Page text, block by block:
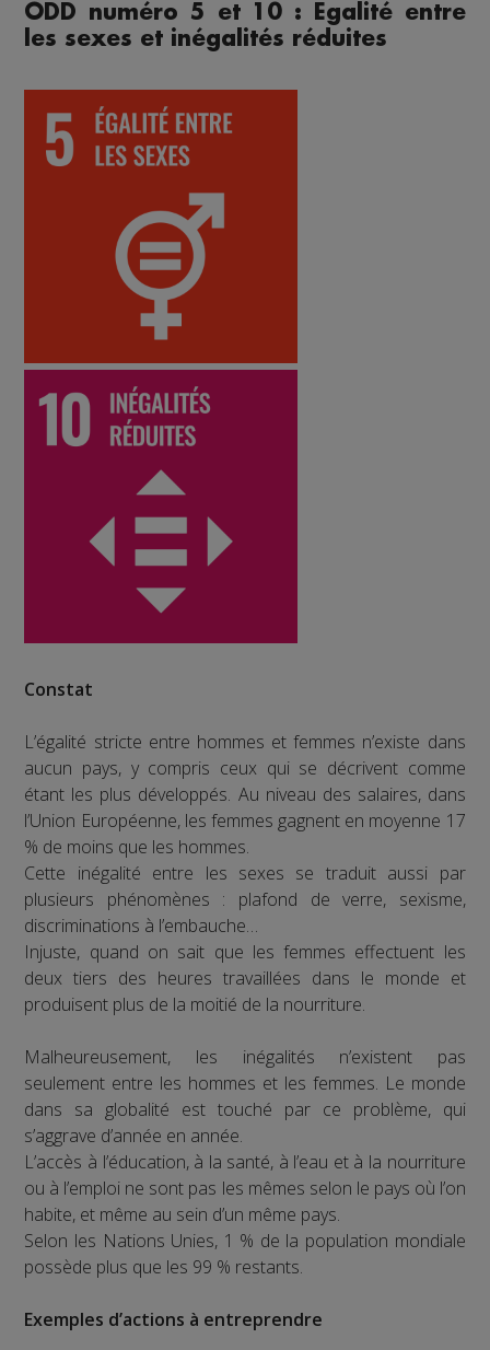
ODD numéro 5 et 10 : Egalité entre
les sexes et inégalités réduites
Constat
L’égalité stricte entre hommes et femmes n’existe dans
aucun pays, y compris ceux qui se décrivent comme
étant les plus développés. Au niveau des salaires, dans
l’Union Européenne, les femmes gagnent en moyenne 17
% de moins que les hommes.
Cette inégalité entre les sexes se traduit aussi par
plusieurs phénomènes : plafond de verre, sexisme,
discriminations à l’embauche…
Injuste, quand on sait que les femmes effectuent les
deux tiers des heures travaillées dans le monde et
produisent plus de la moitié de la nourriture.
Malheureusement, les inégalités n’existent pas
seulement entre les hommes et les femmes. Le monde
dans sa globalité est touché par ce problème, qui
s’aggrave d’année en année.
L’accès à l’éducation, à la santé, à l’eau et à la nourriture
ou à l’emploi ne sont pas les mêmes selon le pays où l’on
habite, et même au sein d’un même pays.
Selon les Nations Unies, 1 % de la population mondiale
possède plus que les 99 % restants.
Exemples d’actions à entreprendre